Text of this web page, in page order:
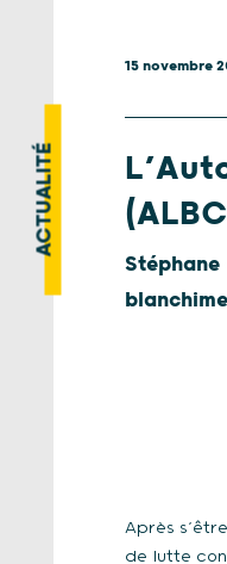
ACTUALITÉ
15 novembre
Après
de lutte